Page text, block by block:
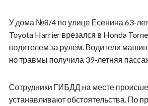
У дома №8/4 по улице Есенина 63-
Toyota Harrier врезался в Honda
водителем за рулём. Водители
но травмы получила 39-летняя
Сотрудники ГИБДД на месте
устанавливают обстоятельства. По